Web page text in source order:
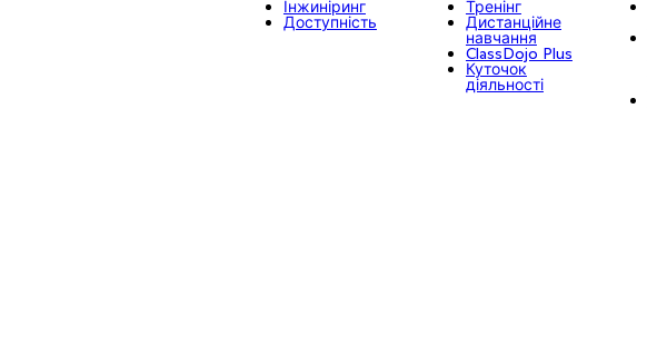
Інжиніринг
Доступність
Тренінг
Дистанційне
навчання
ClassDojo Plus
Куточок
діяльності